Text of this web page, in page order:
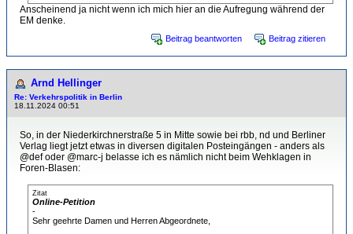
Anscheinend ja nicht wenn ich mich hier an die Aufregung während der
EM denke.
Beitrag beantworten Beitrag zitieren
Arnd Hellinger
Re: Verkehrspolitik in Berlin
18.11.2024 00:51
So, in der Niederkirchnerstraße 5 in Mitte sowie bei rbb, nd und Berliner
Verlag liegt jetzt etwas in diversen digitalen Posteingängen - anders als
@def oder @marc-j belasse ich es nämlich nicht beim Wehklagen in
Foren-Blasen:
Zitat
Online-Petition
-
Sehr geehrte Damen und Herren Abgeordnete,